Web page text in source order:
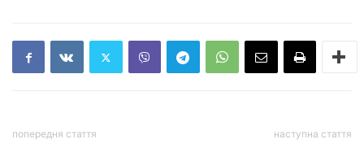
попередня стаття наступна стаття